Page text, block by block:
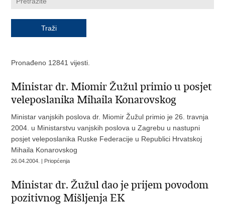
Pronađeno 12841 vijesti.
Ministar dr. Miomir Žužul primio u posjet
veleposlanika Mihaila Konarovskog
Ministar vanjskih poslova dr. Miomir Žužul primio je 26. travnja
2004. u Ministarstvu vanjskih poslova u Zagrebu u nastupni
posjet veleposlanika Ruske Federacije u Republici Hrvatskoj
Mihaila Konarovskog
26.04.2004. | Priopćenja
Ministar dr. Žužul dao je prijem povodom
pozitivnog Mišljenja EK